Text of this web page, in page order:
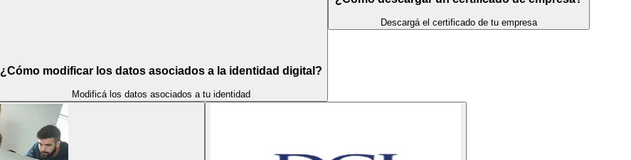
¿Cómo modificar los datos asociados a la identidad digital?
Modificá los datos asociados a tu identidad
Descargá el certificado de tu empresa